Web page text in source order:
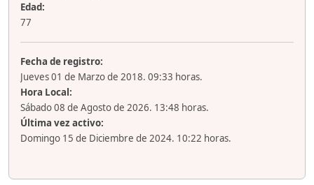
Edad:
77
Fecha de registro:
Jueves 01 de Marzo de 2018. 09:33 horas.
Hora Local:
Sábado 08 de Agosto de 2026. 13:48 horas.
Última vez activo:
Domingo 15 de Diciembre de 2024. 10:22 horas.